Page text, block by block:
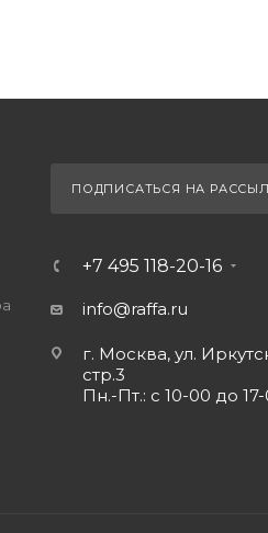
ПОДПИСАТЬСЯ НА
+7 495 118-20-16
info@raffa.ru
г. Москва, ул.
стр.3
Пн.-Пт.: с 10-00 до